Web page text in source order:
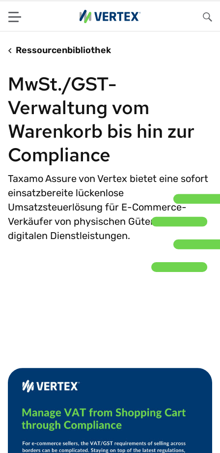
Menu
Ressourcenbibliothek
MwSt./GST-
Verwaltung vom
Warenkorb bis hin zur
Compliance
Taxamo Assure von Vertex bietet eine sofort
einsatzbereite lückenlose
Umsatzsteuerlösung für E-Commerce-
Verkäufer von physischen Gütern und
digitalen Dienstleistungen.